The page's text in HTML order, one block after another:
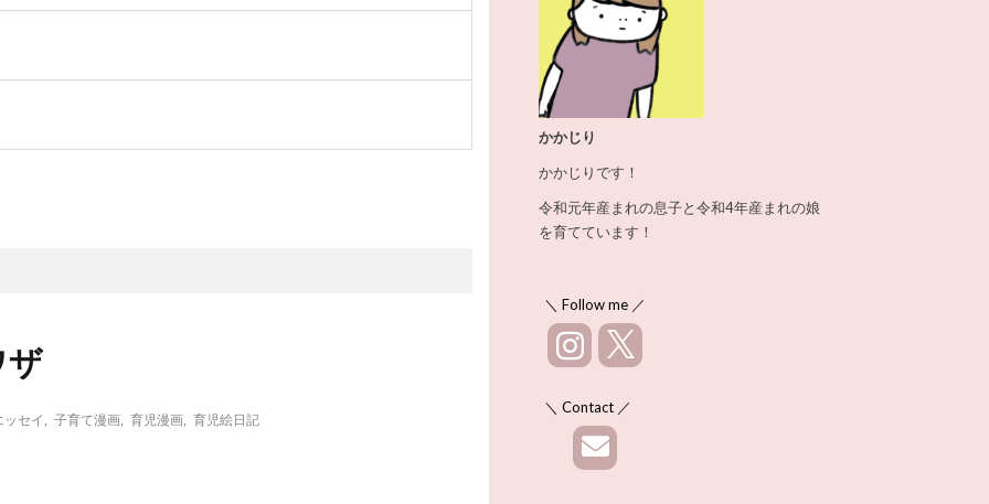
ザ
ッセイ 子育て漫画 育児漫画 育児絵日記
かかじり
かかじりです！
令和元年産まれの息子と令和4年産まれの娘
を育てています！
＼ Follow me ／
＼ Contact ／